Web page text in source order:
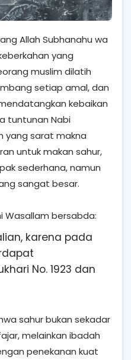
Allah Subhanahu wa
yang
muslim dilatih
setiap amal, dan
kebaikan
tuntunan Nabi
yang sarat makna
untuk makan sahur,
sederhana, namun
sangat besar.
Wasallam bersabda:
karena pada
No. 1923 dan
sahur bukan sekadar
melainkan ibadah
penekanan kuat